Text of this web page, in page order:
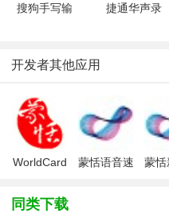
搜狗手写输
绿色免费版
捷通华声录
开发者其他应用
WorldCard
恬名片王)
蒙恬语音速
蒙恬
同类下载